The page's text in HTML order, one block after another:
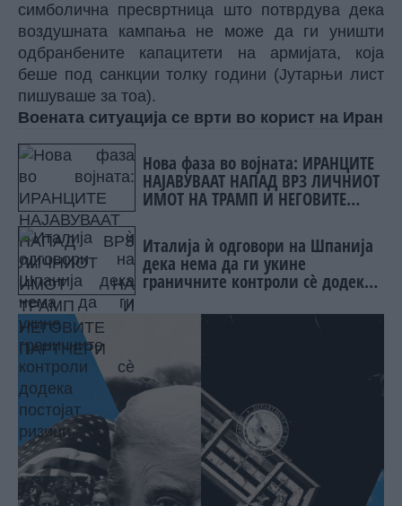
симболична пресвртница што потврдува дека
воздушната кампања не може да ги уништи
одбранбените капацитети на армијата, која
беше под санкции толку години (Јутарњи лист
пишуваше за тоа).
Воената ситуација се врти во корист на Иран
Нова фаза во војната: ИРАНЦИТЕ
НАЈАВУВААТ НАПАД ВРЗ ЛИЧНИОТ
ИМОТ НА ТРАМП И НЕГОВИТЕ
Италија ѝ одговори на Шпанија
дека нема да ги укине
граничните контроли сè додека